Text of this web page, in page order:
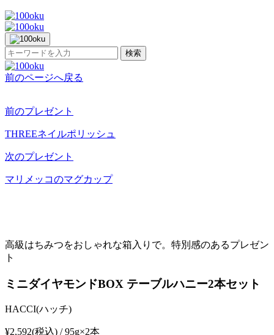
検索
前のページへ戻る
前のプレゼント
THREEネイルポリッシュ
次のプレゼント
マリメッコのマグカップ
高級はちみつをおしゃれな箱入りで。特別感のあるプレゼン
ト
ミニダイヤモンドBOX テーブルハニー2本セット
HACCI(ハッチ)
¥2,592(税込) / 95g×2本